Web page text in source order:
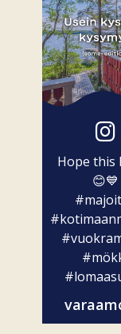
Hope this
😊💙